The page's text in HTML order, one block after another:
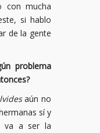
con mucha
si hablo
de la gente
problema
aún no
sí y
va a ser la